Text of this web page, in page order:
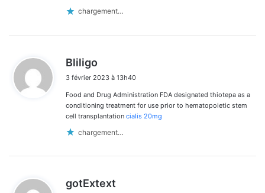
chargement…
Bliligo
t
:
3 février 2023 à 13h40
Food and Drug Administration FDA designated thiotepa as a
conditioning treatment for use prior to hematopoietic stem
cell transplantation cialis 20mg
chargement…
gotExtext